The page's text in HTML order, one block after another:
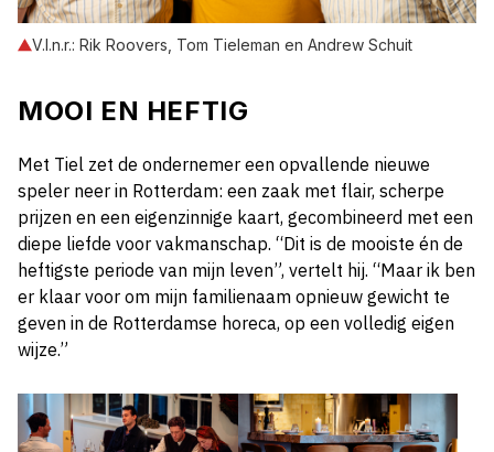
V.l.n.r.: Rik Roovers, Tom Tieleman en Andrew Schuit
MOOI EN HEFTIG
Met Tiel zet de ondernemer een opvallende nieuwe
speler neer in Rotterdam: een zaak met flair, scherpe
prijzen en een eigenzinnige kaart, gecombineerd met een
diepe liefde voor vakmanschap. “Dit is de mooiste én de
heftigste periode van mijn leven”, vertelt hij. “Maar ik ben
er klaar voor om mijn familienaam opnieuw gewicht te
geven in de Rotterdamse horeca, op een volledig eigen
wijze.”